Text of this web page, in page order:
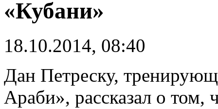
«Кубани»
18.10.2014, 08:40
Дан Петреску,
Араби», рассказал о том,